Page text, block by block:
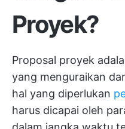
Proyek?
Proposal proyek
yang menguraikan
hal yang diperlukan
harus dicapai oleh